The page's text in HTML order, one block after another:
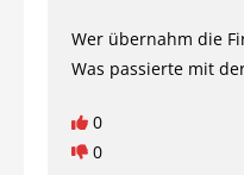
Wer übernahm die
Was passierte mit
0
0